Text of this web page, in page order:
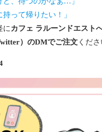
持って帰りたい！」
に カフェ ラルーンドエスト
）のDMでご注文 くだ